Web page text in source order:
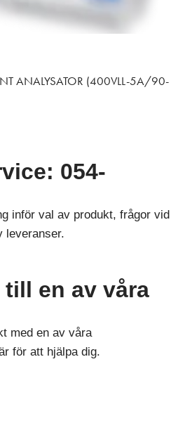
ANALYSATOR (400VLL-5A/90-
054-
inför val av produkt, frågor vid
leveranser.
en av våra
med en av våra
för att hjälpa dig.